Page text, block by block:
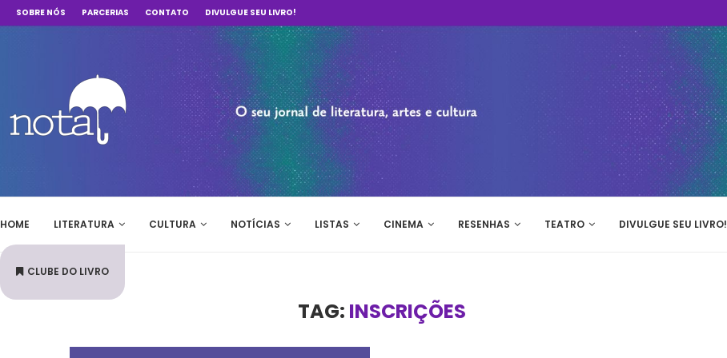
SOBRE NÓS PARCERIAS CONTATO DIVULGUE SEU LIVRO!
HOME LITERATURA CULTURA NOTÍCIAS LISTAS CINEMA RESENHAS TEATRO DIVULGUE SEU LIVRO!
CLUBE DO LIVRO
TAG: INSCRIÇÕES